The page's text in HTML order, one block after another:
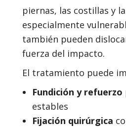
piernas, las costillas y
especialmente
también pueden
fuerza del impacto.
El tratamiento puede
Fundición y refuerzo
estables
Fijación quirúrgica